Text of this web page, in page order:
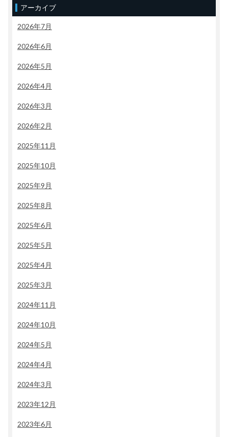
アーカイブ
2026年7月
2026年6月
2026年5月
2026年4月
2026年3月
2026年2月
2025年11月
2025年10月
2025年9月
2025年8月
2025年6月
2025年5月
2025年4月
2025年3月
2024年11月
2024年10月
2024年5月
2024年4月
2024年3月
2023年12月
2023年6月